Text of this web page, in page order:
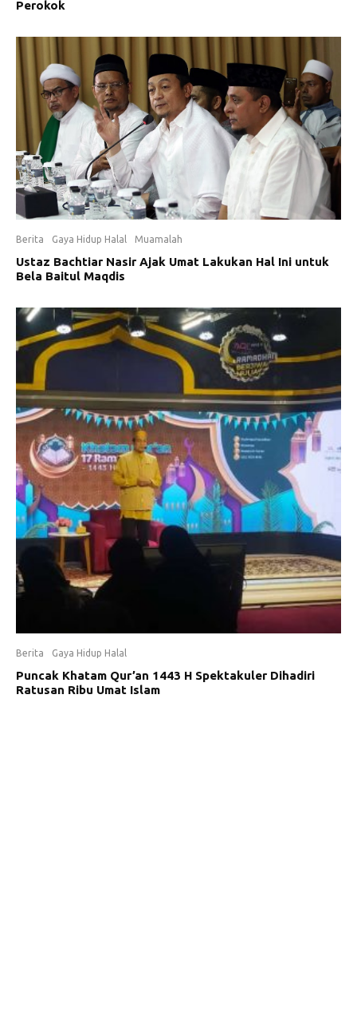
Perokok
Berita Gaya Hidup Halal Muamalah
Ustaz Bachtiar Nasir Ajak Umat Lakukan Hal Ini untuk
Bela Baitul Maqdis
Berita Gaya Hidup Halal
Puncak Khatam Qur’an 1443 H Spektakuler Dihadiri
Ratusan Ribu Umat Islam